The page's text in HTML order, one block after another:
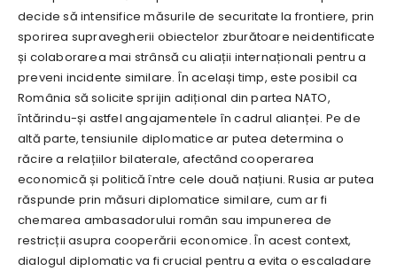
decide să intensifice măsurile de securitate la frontiere, prin
sporirea supravegherii obiectelor zburătoare neidentificate
și colaborarea mai strânsă cu aliații internaționali pentru a
preveni incidente similare. În același timp, este posibil ca
România să solicite sprijin adițional din partea NATO,
întărindu-și astfel angajamentele în cadrul alianței. Pe de
altă parte, tensiunile diplomatice ar putea determina o
răcire a relațiilor bilaterale, afectând cooperarea
economică și politică între cele două națiuni. Rusia ar putea
răspunde prin măsuri diplomatice similare, cum ar fi
chemarea ambasadorului român sau impunerea de
restricții asupra cooperării economice. În acest context,
dialogul diplomatic va fi crucial pentru a evita o escaladare